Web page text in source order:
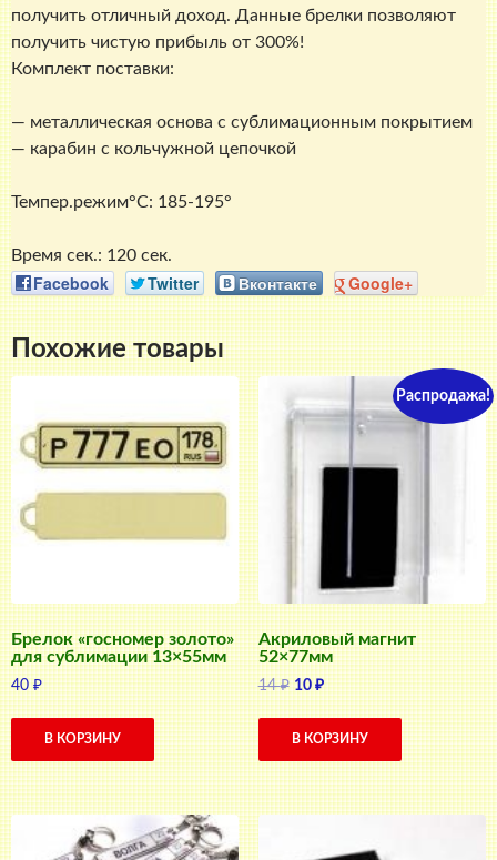
получить отличный доход. Данные брелки позволяют
получить чистую прибыль от 300%!
Комплект поставки:
— металлическая основа с сублимационным покрытием
— карабин с кольчужной цепочкой
Темпер.режим°C: 185-195°
Время сек.: 120 сек.
Facebook Twitter Вконтакте Google+
Похожие товары
Брелок «госномер золото»
для сублимации 13×55мм
40₽
В КОРЗИНУ
Распродажа!
Акриловый магнит
52×77мм
14₽ Первоначальная
цена
составляла
10₽Текущая
цена:
10 ₽.
В КОРЗИНУ